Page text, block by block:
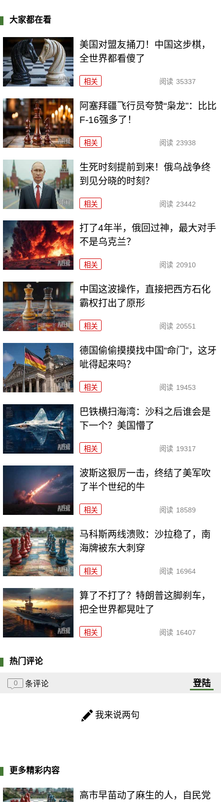
大家都在看
美国对盟友捅刀！中国这步棋，
全世界都看傻了
相关 阅读 35337
阿塞拜疆飞行员夸赞“枭龙”：比比
F-16强多了！
相关 阅读 23938
生死时刻提前到来！俄乌战争终
到见分晓的时刻？
相关 阅读 23442
打了4年半，俄回过神，最大对手
不是乌克兰？
相关 阅读 20910
中国这波操作，直接把西方石化
霸权打出了原形
相关 阅读 20551
德国偷偷摸摸找中国“命门”，这牙
呲得起来吗？
相关 阅读 19453
巴铁横扫海湾：沙科之后谁会是
下一个？美国懵了
相关 阅读 19317
波斯这狠厉一击，终结了美军吹
了半个世纪的牛
相关 阅读 18589
马科斯两线溃败：沙拉稳了，南
海牌被东大刺穿
相关 阅读 16964
算了不打了？特朗普这脚刹车，
把全世界都晃吐了
相关 阅读 16407
热门评论
0 条评论 登陆
我来说两句
更多精彩内容
高市早苗动了麻生的人，自民党